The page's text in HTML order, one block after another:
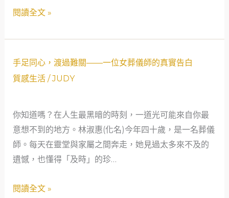
戲
家
的
故
事
閱讀全文 »
手足同心，渡過難關——一位女葬儀師的真實告白
質感生活/JUDY
你知道嗎？在人生最黑暗的時刻，一道光可能來自你最
意想不到的地方。林淑惠(化名)今年四十歲，是一名葬儀
師。每天在靈堂與家屬之間奔走，她見過太多來不及的
遺憾，也懂得「及時」的珍…
手
足
渡
過
難
關
一
閱讀全文 »